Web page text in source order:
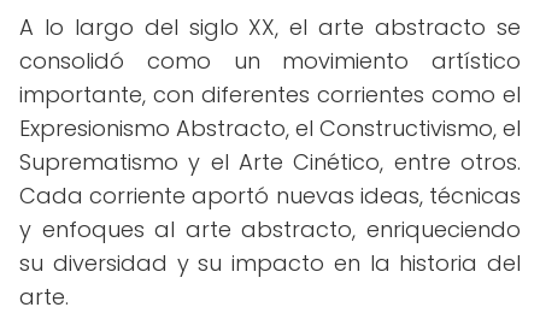
A lo largo del siglo XX, el arte abstracto se
consolidó como un movimiento artístico
importante, con diferentes corrientes como el
Expresionismo Abstracto, el Constructivismo, el
Suprematismo y el Arte Cinético, entre otros.
Cada corriente aportó nuevas ideas, técnicas
y enfoques al arte abstracto, enriqueciendo
su diversidad y su impacto en la historia del
arte.